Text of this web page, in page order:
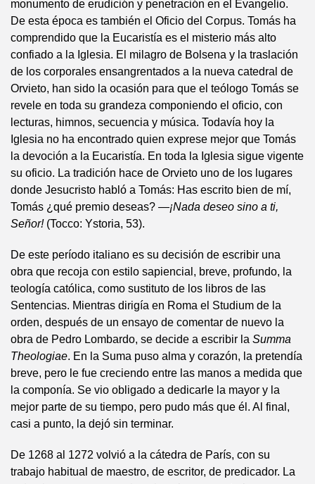
monumento de erudición y penetración en el Evangelio.
De esta época es también el Oficio del Corpus. Tomás ha
comprendido que la Eucaristía es el misterio más alto
confiado a la Iglesia. El milagro de Bolsena y la traslación
de los corporales ensangrentados a la nueva catedral de
Orvieto, han sido la ocasión para que el teólogo Tomás se
revele en toda su grandeza componiendo el oficio, con
lecturas, himnos, secuencia y música. Todavía hoy la
Iglesia no ha encontrado quien exprese mejor que Tomás
la devoción a la Eucaristía. En toda la Iglesia sigue vigente
su oficio. La tradición hace de Orvieto uno de los lugares
donde Jesucristo habló a Tomás: Has escrito bien de mí,
Tomás ¿qué premio deseas? —¡Nada deseo sino a ti,
Señor! (Tocco: Ystoria, 53).
De este período italiano es su decisión de escribir una
obra que recoja con estilo sapiencial, breve, profundo, la
teología católica, como sustituto de los libros de las
Sentencias. Mientras dirigía en Roma el Studium de la
orden, después de un ensayo de comentar de nuevo la
obra de Pedro Lombardo, se decide a escribir la Summa
Theologiae. En la Suma puso alma y corazón, la pretendía
breve, pero le fue creciendo entre las manos a medida que
la componía. Se vio obligado a dedicarle la mayor y la
mejor parte de su tiempo, pero pudo más que él. Al final,
casi a punto, la dejó sin terminar.
De 1268 al 1272 volvió a la cátedra de París, con su
trabajo habitual de maestro, de escritor, de predicador. La